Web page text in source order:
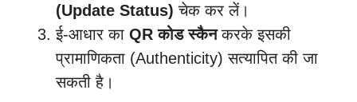
(Update Status) चेक कर लें।
ई-आधार का QR कोड स्कैनकरके इसकी
प्रामाणिकता (Authenticity) सत्यापित की जा
सकती है।